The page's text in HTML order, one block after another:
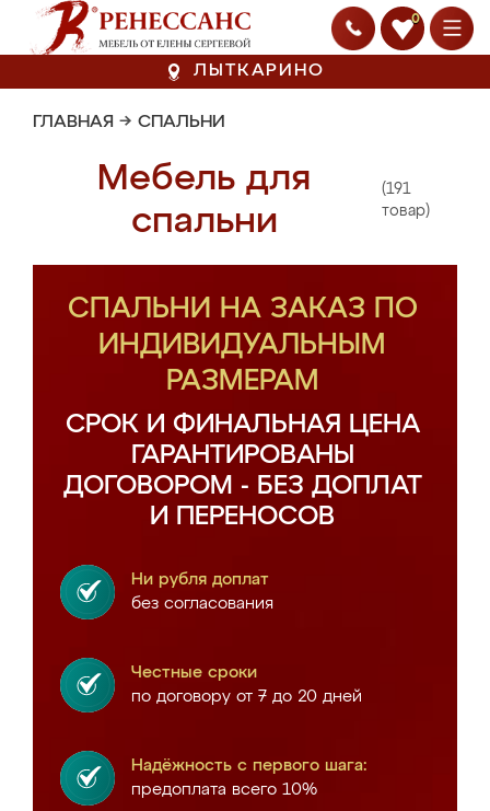
0
ЛЫТКАРИНО
ГЛАВНАЯ → СПАЛЬНИ
Мебель для
спальни
(191
товар)
СПАЛЬНИ НА ЗАКАЗ ПО
ИНДИВИДУАЛЬНЫМ
РАЗМЕРАМ
СРОК И ФИНАЛЬНАЯ ЦЕНА
ГАРАНТИРОВАНЫ
ДОГОВОРОМ - БЕЗ ДОПЛАТ
И ПЕРЕНОСОВ
Ни рубля доплат
без согласования
Честные сроки
по договору от 7 до 20 дней
Надёжность с первого шага:
предоплата всего 10%